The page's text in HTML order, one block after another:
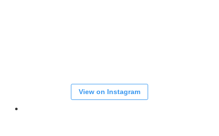
View on Instagram